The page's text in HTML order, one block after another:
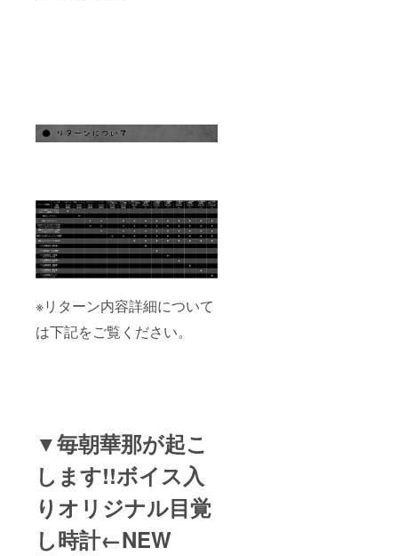
※リターン内容詳細について
は下記をご覧ください。
▼毎朝華那が起こ
します!!ボイス入
りオリジナル目覚
し時計←NEW